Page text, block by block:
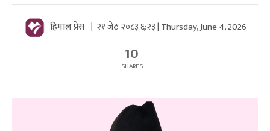
हिमाल प्रेस २१ जेठ २०८३ ६:२३ | Thursday, June 4, 2026
10
SHARES